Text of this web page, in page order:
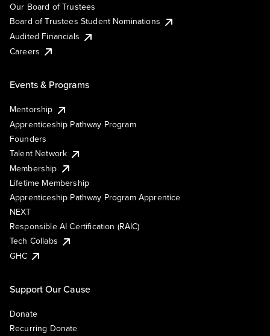
Our Board of Trustees
Board of Trustees Student Nominations
Audited Financials
Careers
Events & Programs
Mentorship
Apprenticeship Pathway Program
Founders
Talent Network
Membership
Lifetime Membership
Apprenticeship Pathway Program Apprentice
NEXT
Responsible AI Certification (RAIC)
Tech Collabs
GHC
Support Our Cause
Donate
Recurring Donate